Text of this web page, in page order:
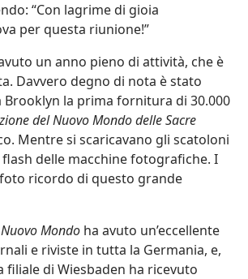
“Con lagrime di gioia
per questa riunione!”
un anno pieno di attività, che è
Davvero degno di nota è stato
Brooklyn la prima fornitura di 30.000
del Nuovo Mondo delle Sacre
Mentre si scaricavano gli scatoloni
delle macchine fotografiche. I
ricordo di questo grande
Mondo ha avuto un’eccellente
e riviste in tutta la Germania, e,
filiale di Wiesbaden ha ricevuto